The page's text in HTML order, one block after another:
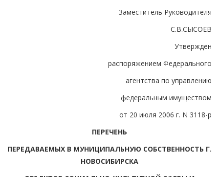
Заместитель Руководителя
С.В.СЫСОЕВ
Утвержден
распоряжением Федерального
агентства по управлению
федеральным имуществом
от 20 июля 2006 г. N 3118-р
ПЕРЕЧЕНЬ
ПЕРЕДАВАЕМЫХ В МУНИЦИПАЛЬНУЮ СОБСТВЕННОСТЬ Г.
НОВОСИБИРСКА